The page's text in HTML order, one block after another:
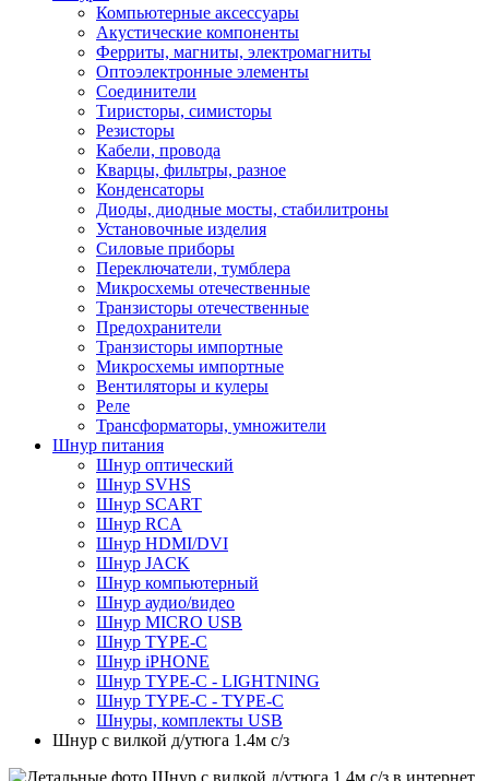
Компьютерные аксессуары
Акустические компоненты
Ферриты, магниты, электромагниты
Оптоэлектронные элементы
Соединители
Тиристоры, симисторы
Резисторы
Кабели, провода
Кварцы, фильтры, разное
Конденсаторы
Диоды, диодные мосты, стабилитроны
Установочные изделия
Силовые приборы
Переключатели, тумблера
Микросхемы отечественные
Транзисторы отечественные
Предохранители
Транзисторы импортные
Микросхемы импортные
Вентиляторы и кулеры
Реле
Трансформаторы, умножители
Шнур питания
Шнур оптический
Шнур SVHS
Шнур SCART
Шнур RCA
Шнур HDMI/DVI
Шнур JACK
Шнур компьютерный
Шнур аудио/видео
Шнур MICRO USB
Шнур TYPE-C
Шнур iPHONE
Шнур TYPE-C - LIGHTNING
Шнур TYPE-C - TYPE-C
Шнуры, комплекты USB
Шнур с вилкой д/утюга 1.4м с/з